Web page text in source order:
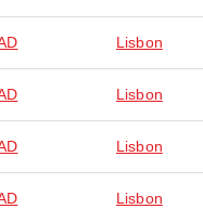
Lisbon
Lisbon
Lisbon
Lisbon